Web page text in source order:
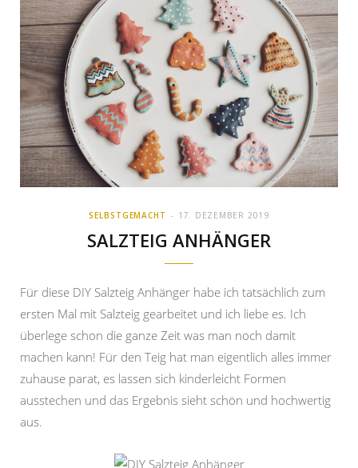
SELBSTGEMACHT 17. DEZEMBER 2019
SALZTEIG ANHÄNGER
Für diese DIY Salzteig Anhänger habe ich tatsächlich zum
ersten Mal mit Salzteig gearbeitet und ich liebe es. Ich
überlege schon die ganze Zeit was man noch damit
machen kann! Für den Teig hat man eigentlich alles immer
zuhause parat, es lassen sich kinderleicht Formen
ausstechen und das Ergebnis sieht schön und hochwertig
aus.